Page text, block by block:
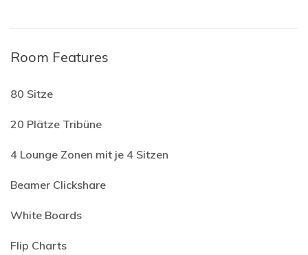
Room Features
80 Sitze
20 Plätze Tribüne
4 Lounge Zonen mit je 4 Sitzen
Beamer Clickshare
White Boards
Flip Charts